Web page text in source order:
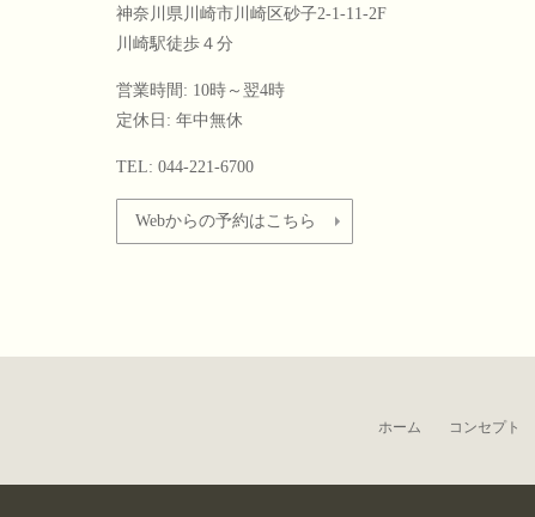
神奈川県川崎市川崎区砂子2-1-11-2F
川崎駅徒歩４分
営業時間: 10時～翌4時
定休日: 年中無休
TEL: 044-221-6700
Webからの予約はこちら
ホーム コンセプト